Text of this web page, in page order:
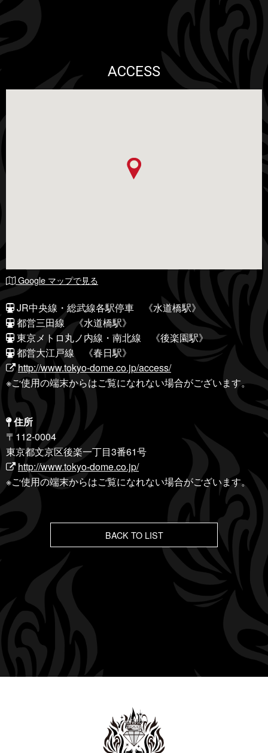
ACCESS
Google マップで見る
JR中央線・総武線各駅停車 《水道橋駅》
都営三田線 《水道橋駅》
東京メトロ丸ノ内線・南北線 《後楽園駅》
都営大江戸線 《春日駅》
http://www.tokyo-dome.co.jp/access/
※ご使用の端末からはご覧になれない場合がございます。
住所
〒112-0004
東京都文京区後楽一丁目3番61号
http://www.tokyo-dome.co.jp/
※ご使用の端末からはご覧になれない場合がございます。
BACK TO LIST